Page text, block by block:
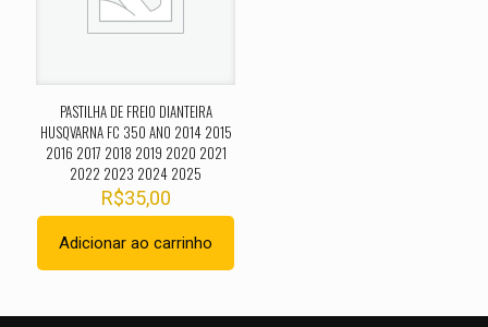
1 de 5
2 de 5
PASTILHA DE FREIO DIANTEIRA
HUSQVARNA FC 350 ANO 2014 2015
2016 2017 2018 2019 2020 2021
2022 2023 2024 2025
R$35,00
Adicionar ao carrinho